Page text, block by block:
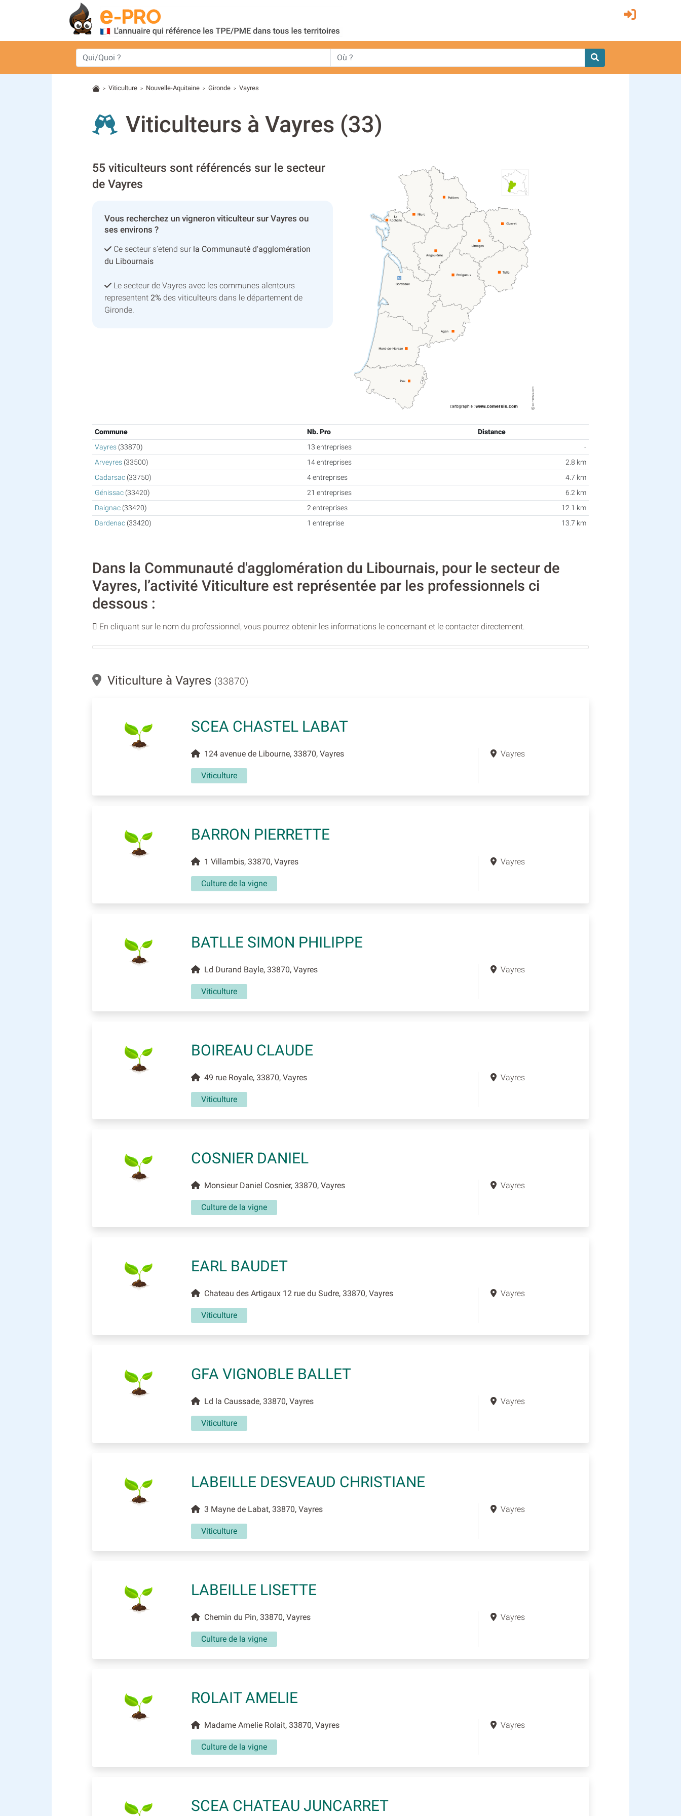
> Viticulture > Nouvelle-Aquitaine > Gironde > Vayres
Viticulteurs à Vayres (33)
55 viticulteurs sont référencés sur le secteur
de Vayres
Vous recherchez un vigneron viticulteur sur Vayres ou
ses environs ?
Ce secteur s’etend sur la Communauté d'agglomération
du Libournais
Le secteur de Vayres avec les communes alentours
representent 2% des viticulteurs dans le département de
Gironde.
Commune Nb. Pro
Distance
Vayres(33870) 13 entreprises
-
Arveyres(33500) 14 entreprises
2.8 km
Cadarsac(33750) 4 entreprises
4.7 km
Génissac(33420) 21 entreprises
6.2 km
Daignac(33420) 2 entreprises
12.1 km
Dardenac(33420) 1 entreprise 13.7 km
Dans la Communauté d'agglomération du Libournais, pour le secteur de
Vayres, l’activité Viticulture est représentée par les professionnels ci
dessous :
En cliquant sur le nom du professionnel, vous pourrez obtenir les informations le concernant et le contacter directement.
Viticulture à Vayres (33870)
SCEA CHASTEL LABAT
124 avenue de Libourne, 33870, Vayres
Viticulture
Vayres
BARRON PIERRETTE
1 Villambis, 33870, Vayres
Culture de la vigne
Vayres
BATLLE SIMON PHILIPPE
Ld Durand Bayle, 33870, Vayres
Viticulture
Vayres
BOIREAU CLAUDE
49 rue Royale, 33870, Vayres
Viticulture
Vayres
COSNIER DANIEL
Monsieur Daniel Cosnier, 33870, Vayres
Culture de la vigne
Vayres
EARL BAUDET
Chateau des Artigaux 12 rue du Sudre, 33870, Vayres
Viticulture
Vayres
GFA VIGNOBLE BALLET
Ld la Caussade, 33870, Vayres
Viticulture
Vayres
LABEILLE DESVEAUD CHRISTIANE
3 Mayne de Labat, 33870, Vayres
Viticulture
Vayres
LABEILLE LISETTE
Chemin du Pin, 33870, Vayres
Culture de la vigne
Vayres
ROLAIT AMELIE
Madame Amelie Rolait, 33870, Vayres
Culture de la vigne
Vayres
SCEA CHATEAU JUNCARRET